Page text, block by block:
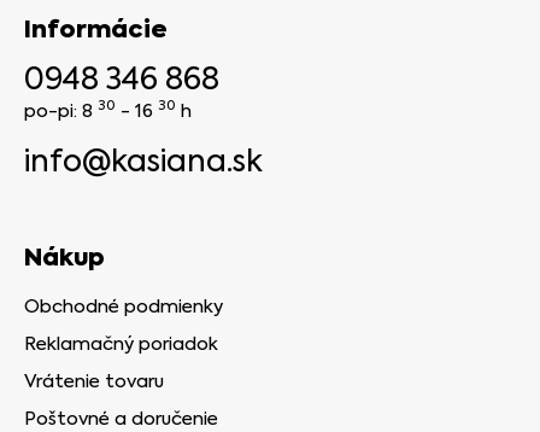
Informácie
0948 346 868
po-pi: 8 30 - 16 30 h
info@kasiana.sk
Nákup
Obchodné podmienky
Reklamačný poriadok
Vrátenie tovaru
Poštovné a doručenie